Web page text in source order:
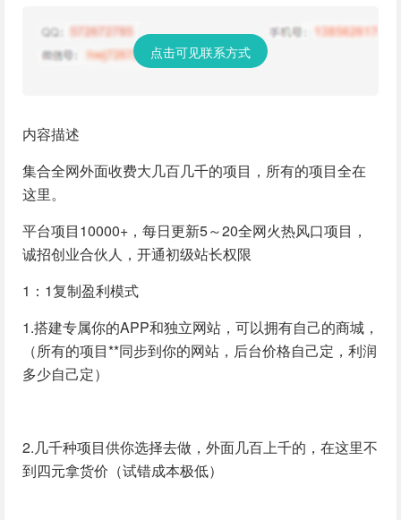
点击可见联系方式
内容描述
集合全网外面收费大几百几千的项目，所有的项目全在
这里。
平台项目10000+，每日更新5～20全网火热风口项目，
诚招创业合伙人，开通初级站长权限
1：1复制盈利模式
1.搭建专属你的APP和独立网站，可以拥有自己的商城，
（所有的项目**同步到你的网站，后台价格自己定，利润
多少自己定）
2.几千种项目供你选择去做，外面几百上千的，在这里不
到四元拿货价（试错成本极低）